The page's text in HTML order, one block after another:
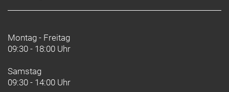
Montag - Freitag
09:30 - 18:00 Uhr
Samstag
09:30 - 14:00 Uhr